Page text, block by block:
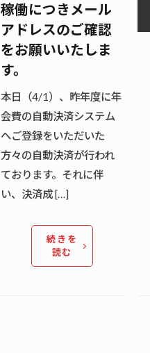
稼働につきメール
アドレスのご確認
をお願いいたしま
す。
本日（4/1）、昨年度に年
会費の自動決済システム
へご登録をいただいた
方々の自動決済が行われ
ております。それに伴
い、決済成 […]
続きを
読む